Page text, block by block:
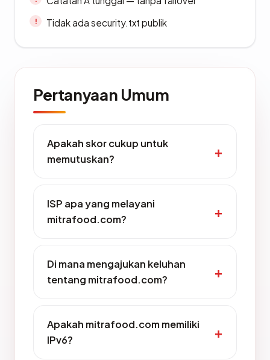
Tidak ada security.txt publik
Pertanyaan Umum
Apakah skor cukup untuk
memutuskan?
ISP apa yang melayani
mitrafood.com?
Di mana mengajukan keluhan
tentang mitrafood.com?
Apakah mitrafood.com memiliki
IPv6?